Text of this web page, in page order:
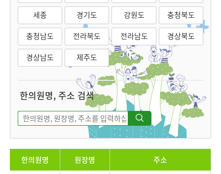
세종
경기도 강원도
충청북도
충청남도
전라북도 전라남도
경상북도
경상남도
제주도
한의원명, 주소 검색
한의원명 원장명 주소